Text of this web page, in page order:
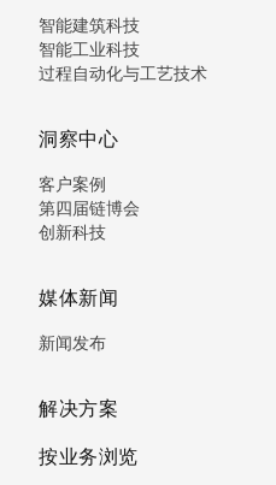
智能建筑科技
智能工业科技
过程自动化与工艺技术
洞察中心
客户案例
第四届链博会
创新科技
媒体新闻
新闻发布
解决方案
按业务浏览